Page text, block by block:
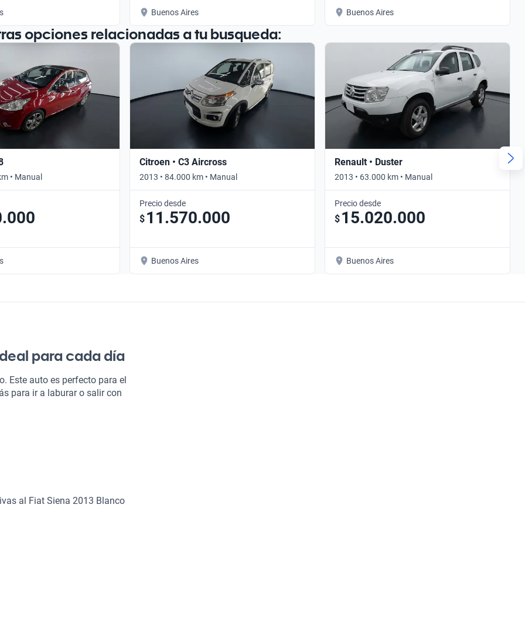
Buenos Aires Buenos Aires
opciones relacionadas a tu busqueda:
• Manual
Citroen • C3 Aircross
2013 • 84.000 km • Manual
Precio desde
$ 11.570.000
Buenos Aires
Renault • Duster
2013 • 63.000 km • Manual
Precio desde
$ 15.020.000
Buenos Aires
para cada día
Este auto es perfecto para el
para ir a laburar o salir con
disfrutar al máximo de cada
que cada viaje sea
al Fiat Siena 2013 Blanco